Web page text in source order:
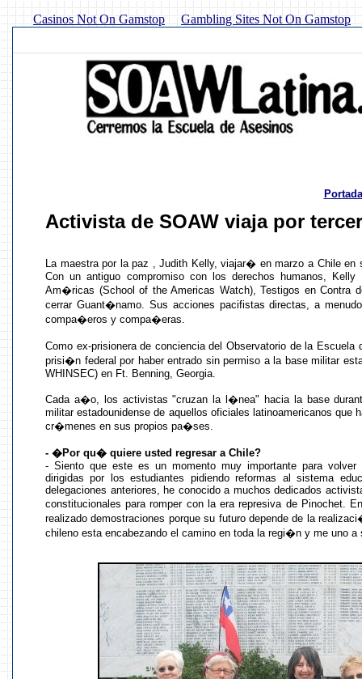
Casinos Not On Gamstop Gambling Sites Not On Gamstop
Portada
Activista de SOAW viaja por
La maestra por la paz , Judith Kelly, viajar� en marzo a Chile
Con un antiguo compromiso con los derechos humanos,
Am�ricas (School of the Americas Watch), Testigos en Contra
cerrar Guant�namo. Sus acciones pacifistas directas, a
compa�eros y compa�eras.
Como ex-prisionera de conciencia del Observatorio de la
prisi�n federal por haber entrado sin permiso a la base militar
WHINSEC) en Ft. Benning, Georgia.
Cada a�o, los activistas "cruzan la l�nea" hacia la base
militar estadounidense de aquellos oficiales latinoamericanos
cr�menes en sus propios pa�ses.
- �Por qu� quiere usted regresar a Chile?
- Siento que este es un momento muy importante para
dirigidas por los estudiantes pidiendo reformas al sistema
delegaciones anteriores, he conocido a muchos dedicados
constitucionales para romper con la era represiva de
realizado demostraciones porque su futuro depende de la
chileno esta encabezando el camino en toda la regi�n y me uno a